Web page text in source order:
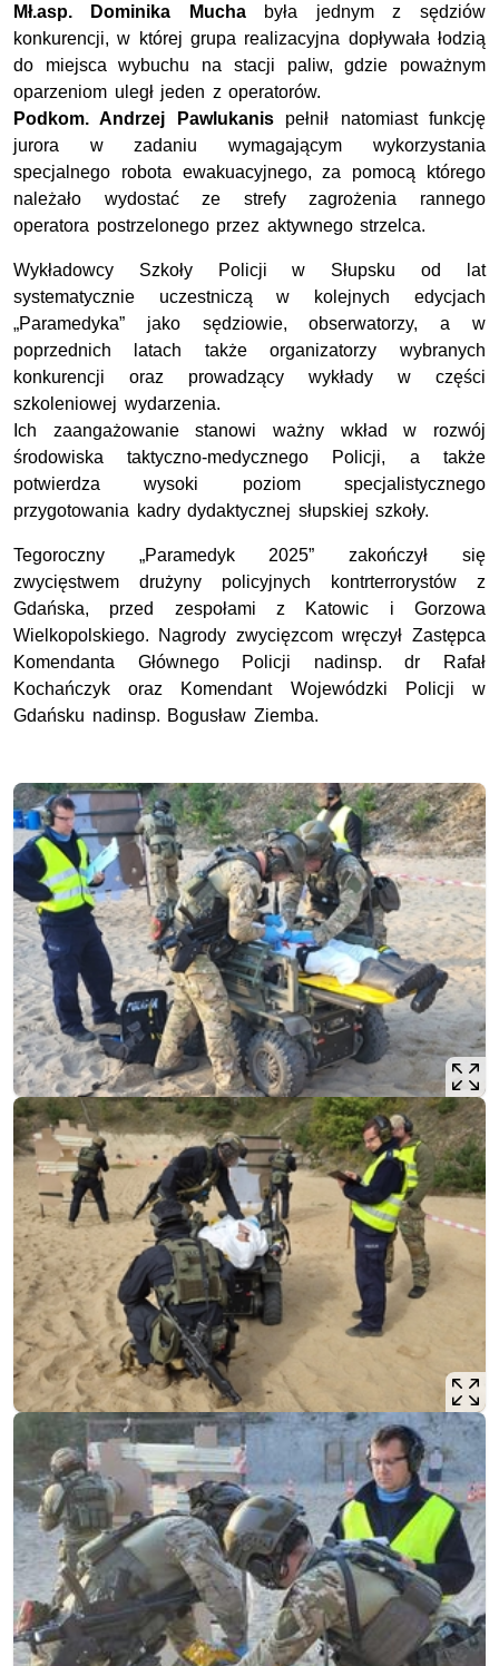
Mł.asp. Dominika Mucha była jednym z sędziów
konkurencji, w której grupa realizacyjna dopływała łodzią
do miejsca wybuchu na stacji paliw, gdzie poważnym
oparzeniom uległ jeden z operatorów.
Podkom. Andrzej Pawlukanispełnił natomiast funkcję
jurora w zadaniu wymagającym wykorzystania
specjalnego robota ewakuacyjnego, za pomocą którego
należało wydostać ze strefy zagrożenia rannego
operatora postrzelonego przez aktywnego strzelca.
Wykładowcy Szkoły Policji w Słupsku od lat
systematycznie uczestniczą w kolejnych edycjach
„Paramedyka” jako sędziowie, obserwatorzy, a w
poprzednich latach także organizatorzy wybranych
konkurencji oraz prowadzący wykłady w części
szkoleniowej wydarzenia.
Ich zaangażowanie stanowi ważny wkład w rozwój
środowiska taktyczno-medycznego Policji, a także
potwierdza wysoki poziom specjalistycznego
przygotowania kadry dydaktycznej słupskiej szkoły.
Tegoroczny „Paramedyk 2025” zakończył się
zwycięstwem drużyny policyjnych kontrterrorystów z
Gdańska, przed zespołami z Katowic i Gorzowa
Wielkopolskiego. Nagrody zwycięzcom wręczył Zastępca
Komendanta Głównego Policji nadinsp. dr Rafał
Kochańczyk oraz Komendant Wojewódzki Policji w
Gdańsku nadinsp. Bogusław Ziemba.